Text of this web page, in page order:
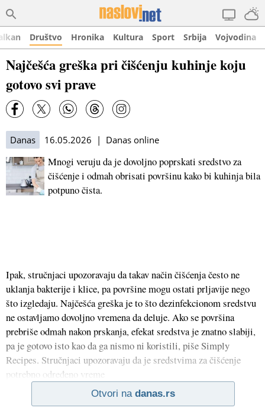
Društvo Hronika Kultura Sport Srbija Vojvodina
Najčešća greška pri čišćenju kuhinje koju
gotovo svi prave
Danas 16.05.2026 | Danas online
Mnogi veruju da je dovoljno poprskati sredstvo za
čišćenje i odmah obrisati površinu kako bi kuhinja bila
potpuno čista.
Ipak, stručnjaci upozoravaju da takav način čišćenja često ne
uklanja bakterije i klice, pa površine mogu ostati prljavije nego
što izgledaju. Najčešća greška je to što dezinfekcionom sredstvu
ne ostavljamo dovoljno vremena da deluje. Ako se površina
prebriše odmah nakon prskanja, efekat sredstva je znatno slabiji,
pa je gotovo isto kao da ga nismo ni koristili, piše Simply
Recipes. Stručnjaci upozoravaju da je sredstvima za čišćenje
potrebno određeno vreme
Otvori na danas.rs